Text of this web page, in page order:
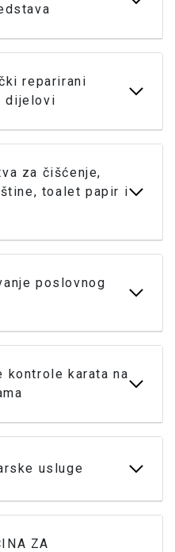
reparirani
dijelovi
za čišćenje,
toalet papir i
poslovnog
kontrole karata na
usluge
ZA